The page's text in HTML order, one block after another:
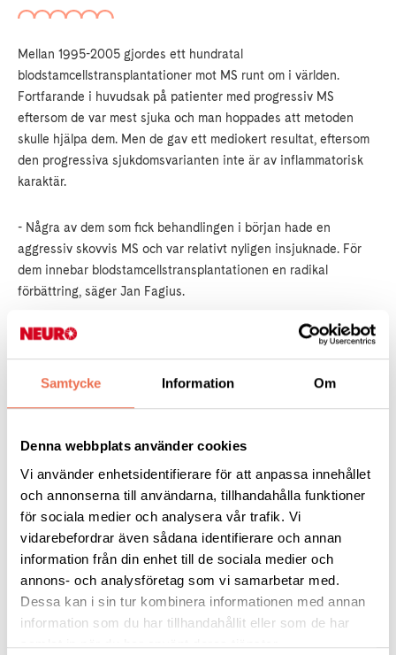
Samtycke Information Om
Denna webbplats använder cookies
Vi använder enhetsidentifierare för att anpassa innehållet
och annonserna till användarna, tillhandahålla funktioner
för sociala medier och analysera vår trafik. Vi
vidarebefordrar även sådana identifierare och annan
information från din enhet till de sociala medier och
annons- och analysföretag som vi samarbetar med.
Dessa kan i sin tur kombinera informationen med annan
information som du har tillhandahållit eller som de har
samlat in när du har använt deras tjänster.
Mellan 1995-2005 gjordes ett hundratal
blodstamcellstransplantationer mot MS runt om i världen.
Fortfarande i huvudsak på patienter med progressiv MS
eftersom de var mest sjuka och man hoppades att metoden
skulle hjälpa dem. Men de gav ett mediokert resultat, eftersom
den progressiva sjukdomsvarianten inte är av inflammatorisk
karaktär.
- Några av dem som fick behandlingen i början hade en
aggressiv skovvis MS och var relativt nyligen insjuknade. För
dem innebar blodstamcellstransplantationen en radikal
förbättring, säger Jan Fagius.
Återhämtade sig på ett sagolikt sätt
MS i Sverige för drygt 10 år sedan som blev remitterad till
honom 2003.
- På ett halvår gick hon från fullt frisk till att vara sängbunden
nästan fullt ut förlamad i alla fyra extremiteterna och stora
synproblem. Då tyckte jag att vi skulle pröva en
blodstamcellstransplantation, säger Jan Fagius.
I samarbete med hans kollegor på Hematologen utfördes
behandlingen på henne.